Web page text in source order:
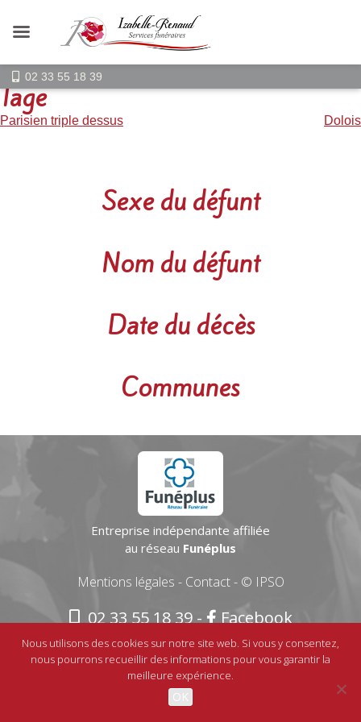
02 33 55 18 39
Tage
Navigation
Parisien triple dessus Dolois
Sexe du défunt
Nom du défunt
Date du décès
Communes
Entreprise indépendante affiliée
au réseau Funéplus
Mentions légales - Contact- © IPSO
02 33 55 18 39- Facebook
Nous utilisons des cookies sur notre site web. Si vous y consentez,
nous pourrons recueillir des informations pour vous garantir la
meilleure expérience.
OK